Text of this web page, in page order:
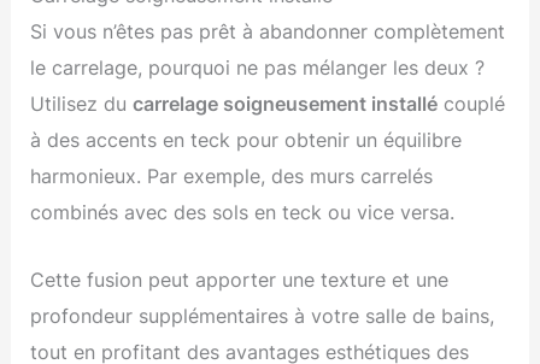
Si vous n’êtes pas prêt à abandonner complètement
le carrelage, pourquoi ne pas mélanger les deux ?
Utilisez ducarrelage soigneusement installé couplé
à des accents en teck pour obtenir un équilibre
harmonieux. Par exemple, des murs carrelés
combinés avec des sols en teck ou vice versa.
Cette fusion peut apporter une texture et une
profondeur supplémentaires à votre salle de bains,
tout en profitant des avantages esthétiques des